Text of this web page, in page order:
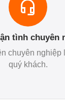
tình chuyên
chuyên nghiệp
quý khách.